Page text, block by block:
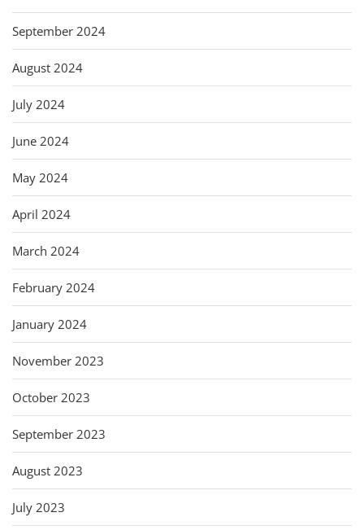
September 2024
August 2024
July 2024
June 2024
May 2024
April 2024
March 2024
February 2024
January 2024
November 2023
October 2023
September 2023
August 2023
July 2023